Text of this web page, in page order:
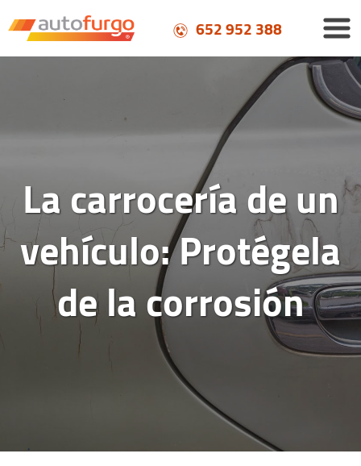
652 952 388
La carrocería de un
vehículo: Protégela
de la corrosión